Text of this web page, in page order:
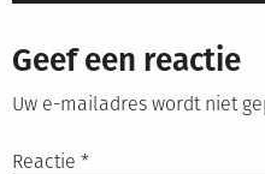
Geef een reactie
Uw e-mailadres wordt niet
Reactie *